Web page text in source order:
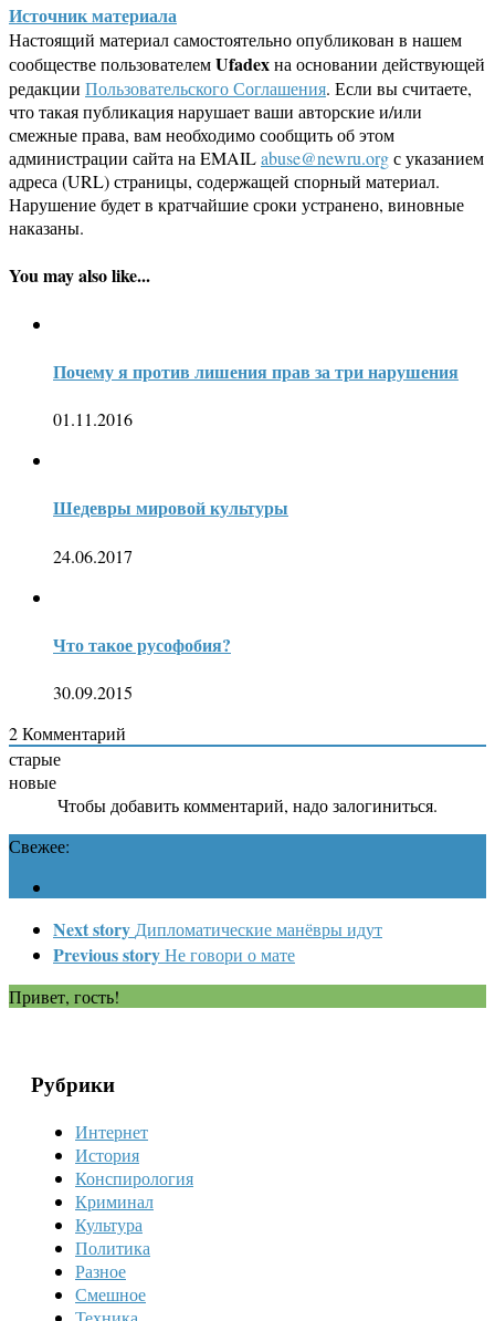
Источник материала
Настоящий материал самостоятельно опубликован в нашем
сообществе пользователемUfadexна основании действующей
редакции Пользовательского Соглашения. Если вы считаете,
что такая публикация нарушает ваши авторские и/или
смежные права, вам необходимо сообщить об этом
администрации сайта на EMAILabuse@newru.orgс указанием
адреса (URL) страницы, содержащей спорный материал.
Нарушение будет в кратчайшие сроки устранено, виновные
наказаны.
You may also like...
Почему я против лишения прав за три нарушения
01.11.2016
Шедевры мировой культуры
24.06.2017
Что такое русофобия?
30.09.2015
2Комментарий
старые
новые
Чтобы добавить комментарий, надо залогиниться.
Свежее:
Next story Дипломатические манёвры идут
Previous storyНе говори о мате
Привет, гость!
Рубрики
Интернет
История
Конспирология
Криминал
Культура
Политика
Разное
Смешное